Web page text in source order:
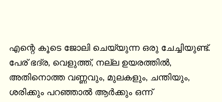
എന്റെ കൂടെ ജോലി ചെയ്യുന്ന ഒരു ചേച്ചിയുണ്ട്.
പേര് ഭദ്ര, വെളുത്ത്, നല്ല ഉയരത്തിൽ,
അതിനൊത്ത വണ്ണവും, മുലകളും, ചന്തിയും,
ശരിക്കും പറഞ്ഞാൽ ആർക്കും ഒന്ന്